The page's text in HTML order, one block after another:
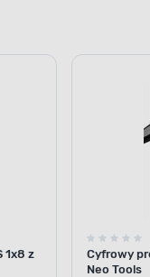
ma
który
C.
1x8 z
Cyfrowy
Neo Tools